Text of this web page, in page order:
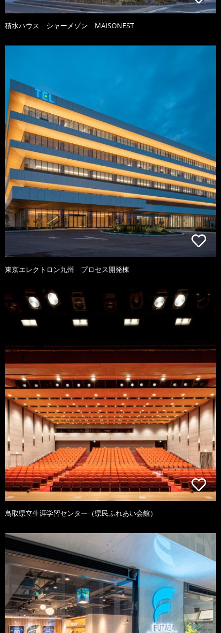
積水ハウス シャーメゾン MAISONEST
東京エレクトロン九州 プロセス開発棟
鳥取県立生涯学習センター（県民ふれあい会館）